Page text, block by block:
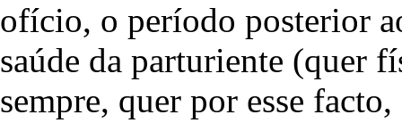
ofício, o período posterior
saúde da parturiente (quer
sempre, quer por esse